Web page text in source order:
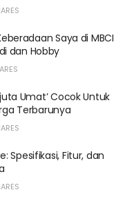
Saya di MBCI
dan Hobby
Umat’ Cocok Untuk
Terbarunya
Spesifikasi, Fitur, dan